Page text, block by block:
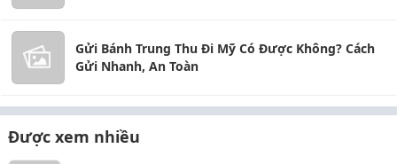
Gửi Bánh Trung Thu Đi Mỹ Có Được Không? Cách
Gửi Nhanh, An Toàn
Được xem nhiều